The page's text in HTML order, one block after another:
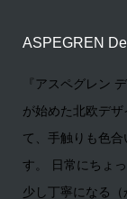
ASPEGREN
『アスペグレン
が始めた北欧デ
て、手触りも色
す。 日常にちょ
少し丁寧になる（